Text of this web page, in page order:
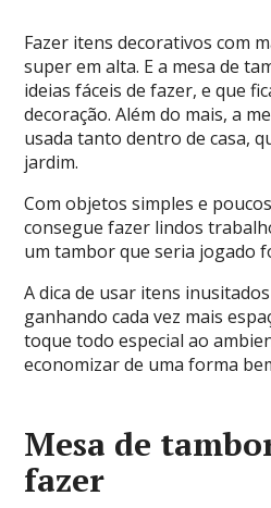
Fazer itens decorativos com
super em alta. E a mesa de
ideias fáceis de fazer, e que
decoração. Além do mais, a
usada tanto dentro de casa,
jardim.
Com objetos simples e
consegue fazer lindos
um tambor que seria jogado
A dica de usar itens
ganhando cada vez mais
toque todo especial ao
economizar de uma forma
Mesa de
fazer